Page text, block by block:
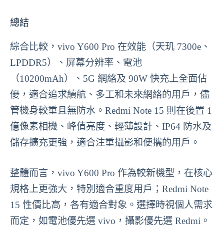
總結
綜合比較，vivo Y600 Pro 在效能（天玑 7300e、
LPDDR5）、屏幕分辨率、電池
（10200mAh）、5G 網絡及 90W 快充上全面佔
優，適合追求續航、多工和未來網絡的用戶，儘
管機身較重且無防水。Redmi Note 15 則在後置 1
億像素相機、峰值亮度、輕薄設計、IP64 防水及
儲存擴充更強，適合注重攝影和便攜的用戶。
整體而言，vivo Y600 Pro 作為較新機型，在核心
規格上更強大，特別適合重度用戶；Redmi Note
15 性價比高，各有適合對象。選擇時視個人需求
而定，如電池優先選 vivo，攝影優先選 Redmi。